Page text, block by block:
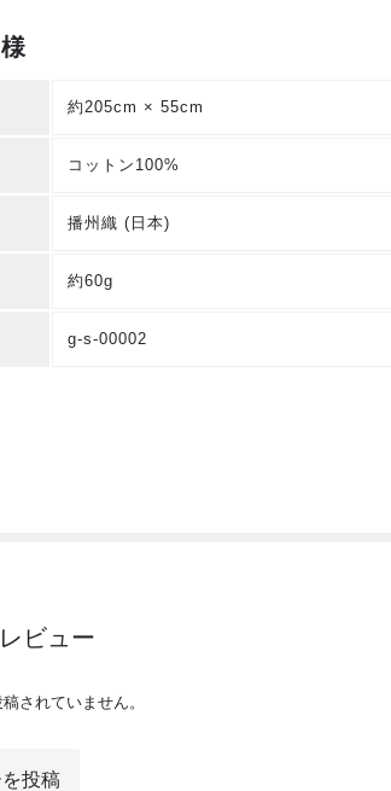
約205cm × 55cm
コットン100%
播州織 (日本)
約60g
g-s-00002
ビュー
されていません。
投稿